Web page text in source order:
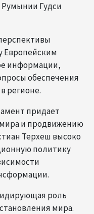
Румынии Гудси
Европейским
информации,
обеспечения
регионе.
придает
и продвижению
Терхеш высоко
политику
роль
мира.